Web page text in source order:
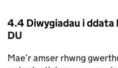
4.4 Diwygiadau i ddata
DU
Mae’r amser rhwng